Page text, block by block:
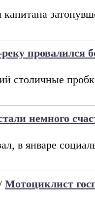
провалился
столичные
немного
в январе
Мотоциклист